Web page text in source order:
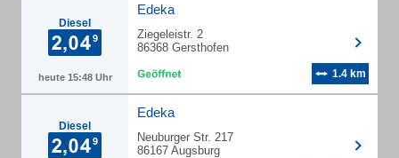
Diesel
heute 15:48 Uhr
Edeka
Ziegeleistr. 2
86368 Gersthofen
1.4 km
Diesel
Edeka
Neuburger Str. 217
86167 Augsburg